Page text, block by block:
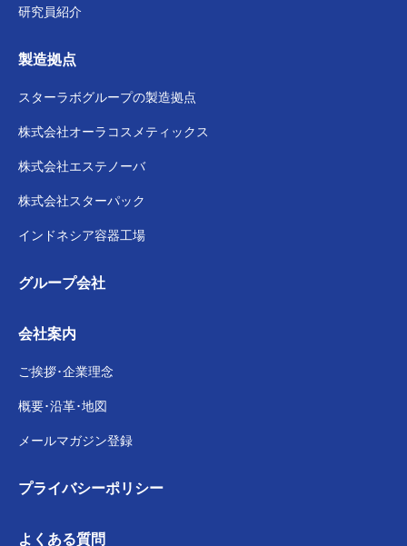
研究員紹介
製造拠点
スターラボグループの製造拠点
株式会社オーラコスメティックス
株式会社エステノーバ
株式会社スターパック
インドネシア容器工場
グループ会社
会社案内
ご挨拶･企業理念
概要･沿革･地図
メールマガジン登録
よくある質問
プライバシーポリシー